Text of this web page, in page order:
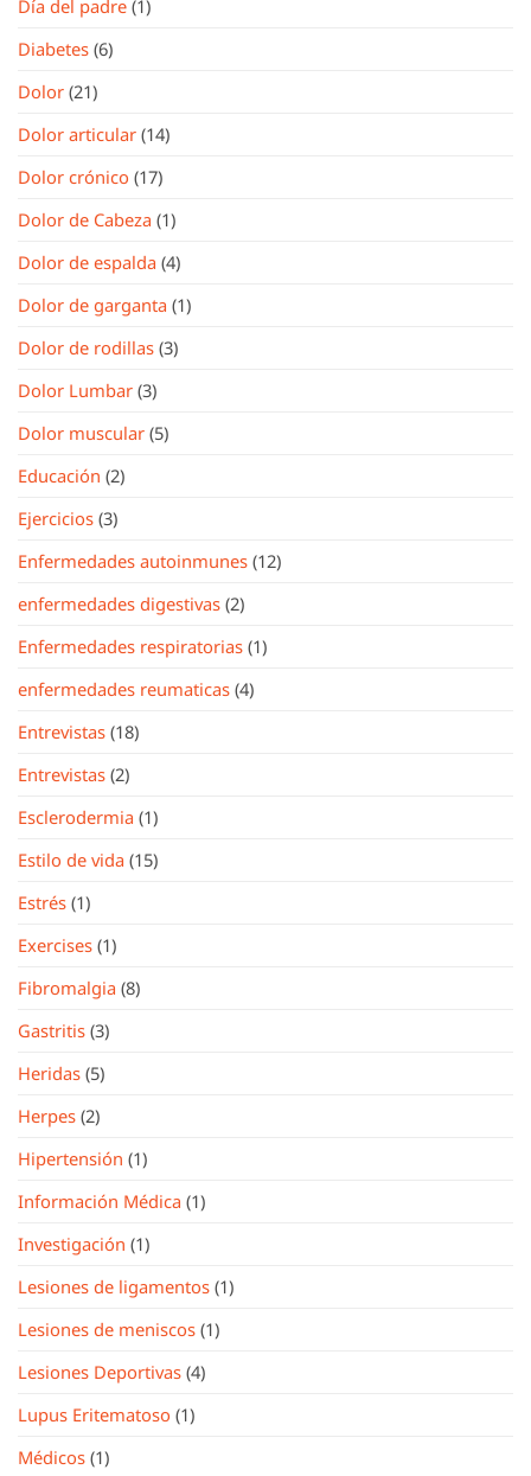
Día del padre (1)
Diabetes (6)
Dolor (21)
Dolor articular (14)
Dolor crónico (17)
Dolor de Cabeza (1)
Dolor de espalda (4)
Dolor de garganta (1)
Dolor de rodillas (3)
Dolor Lumbar (3)
Dolor muscular (5)
Educación (2)
Ejercicios (3)
Enfermedades autoinmunes (12)
enfermedades digestivas (2)
Enfermedades respiratorias (1)
enfermedades reumaticas (4)
Entrevistas (18)
Entrevistas (2)
Esclerodermia (1)
Estilo de vida (15)
Estrés (1)
Exercises (1)
Fibromalgia (8)
Gastritis (3)
Heridas (5)
Herpes (2)
Hipertensión (1)
Información Médica (1)
Investigación (1)
Lesiones de ligamentos (1)
Lesiones de meniscos (1)
Lesiones Deportivas (4)
Lupus Eritematoso (1)
Médicos (1)